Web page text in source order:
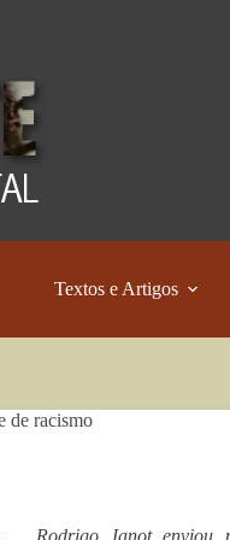
Textos e Artigos
de racismo
Rodrigo Janot enviou